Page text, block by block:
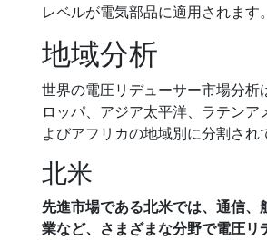
レベルが電気部品に適用されます。
地域分析
世界の電圧リデューサー市場分析
ロッパ、アジア太平洋、ラテンア
よびアフリカの地域別に分割され
北米
先進市場である北米では、通信、
業など、さまざまな分野で電圧リ